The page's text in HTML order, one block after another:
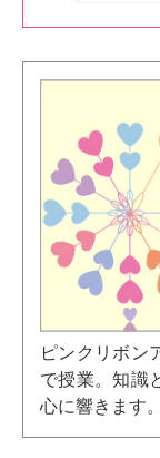
ピンクリボン
で授業。知識
心に響きます。